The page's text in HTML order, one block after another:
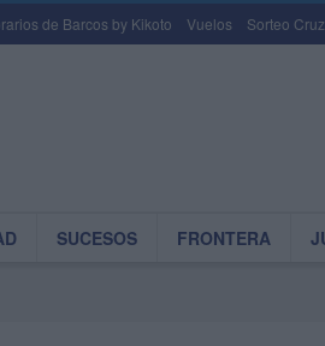
de Barcos by Kikoto Vuelos Sorteo
SUCESOS FRONTERA